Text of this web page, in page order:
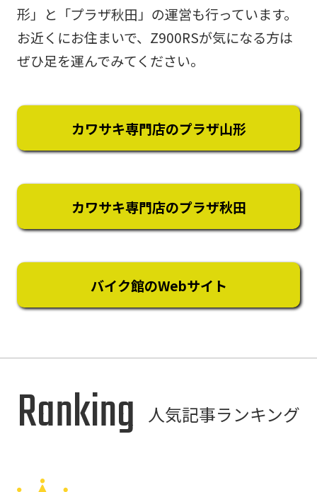
形」と「プラザ秋田」の運営も行っています。
お近くにお住まいで、Z900RSが気になる方は
ぜひ足を運んでみてください。
カワサキ専門店のプラザ山形
カワサキ専門店のプラザ秋田
バイク館のWebサイト
Ranking 人気記事ランキング